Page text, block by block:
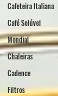
Cafeteira Italiana
Café Solúvel
Mondial
Chaleiras
Cadence
Filtros